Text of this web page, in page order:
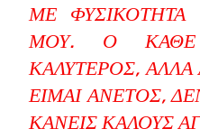
ΜΕ
ΜΟΥ. Ο ΚΆΘΕ
ΚΑΛΎΤΕΡΟΣ,
ΕΊΜΑΙ ΆΝΕΤΟΣ,
ΚΆΝΕΙΣ ΚΑΛΟΎΣ